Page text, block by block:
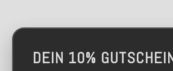
DEIN 10%